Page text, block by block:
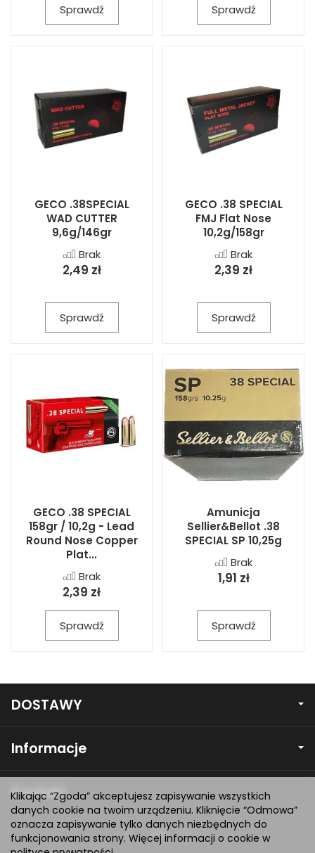
Sprawdź Sprawdź
GECO .38SPECIAL
WAD CUTTER
9,6g/146gr
Brak
2,49 zł
Sprawdź
GECO .38 SPECIAL
FMJ Flat Nose
10,2g/158gr
Brak
2,39 zł
Sprawdź
GECO .38 SPECIAL
158gr / 10,2g - Lead
Round Nose Copper
Plat...
Brak
2,39 zł
Sprawdź
Amunicja
Sellier&Bellot .38
SPECIAL SP 10,25g
Brak
1,91 zł
Sprawdź
DOSTAWY
Informacje
Kontakt
Klikając “Zgoda” akceptujesz zapisywanie wszystkich
danych cookie na twoim urządzeniu. Kliknięcie “Odmowa”
oznacza zapisywanie tylko danych niezbędnych do
funkcjonowania strony. Więcej informacji o cookie w